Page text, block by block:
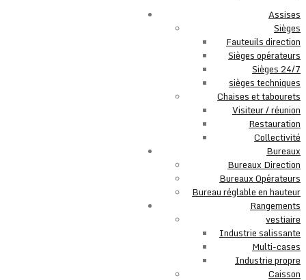
Assises
Sièges
Fauteuils direction
Sièges opérateurs
Sièges 24/7
sièges techniques
Chaises et tabourets
Visiteur / réunion
Restauration
Collectivité
Bureaux
Bureaux Direction
Bureaux Opérateurs
Bureau réglable en hauteur
Rangements
vestiaire
Industrie salissante
Multi-cases
Industrie propre
Caisson